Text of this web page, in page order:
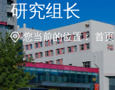
研究组长
您当前的位置：首页